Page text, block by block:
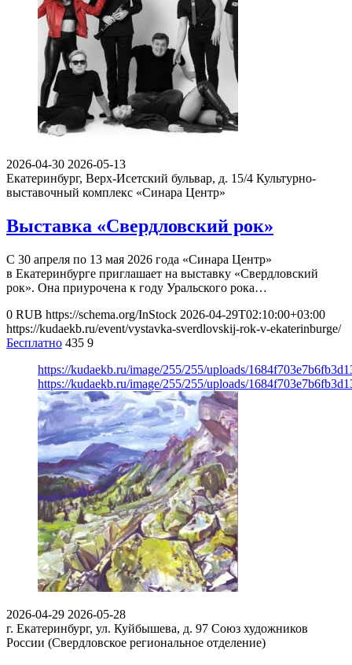
2026-04-30 2026-05-13
Екатеринбург, Верх-Исетский бульвар, д. 15/4 Культурно-
выставочный комплекс «Синара Центр»
Выставка «Свердловский рок»
С 30 апреля по 13 мая 2026 года «Синара Центр»
в Екатеринбурге приглашает на выставку «Свердловский
рок». Она приурочена к году Уральского рока…
0 RUB https://schema.org/InStock 2026-04-29T02:10:00+03:00
https://kudaekb.ru/event/vystavka-sverdlovskij-rok-v-ekaterinburge/
Бесплатно 435 9
https://kudaekb.ru/image/255/255/uploads/
https://kudaekb.ru/image/255/255/uploads/
2026-04-29 2026-05-28
г. Екатеринбург, ул. Куйбышева, д. 97 Союз художников
России (Свердловское региональное отделение)